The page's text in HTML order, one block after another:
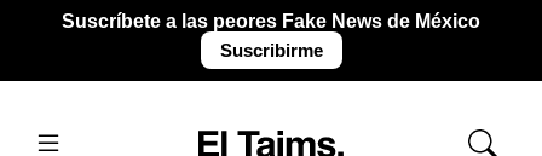
Suscríbete a las peores Fake News de México
Suscribirme